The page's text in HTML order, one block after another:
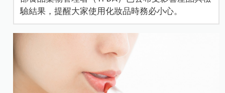
驗結果，提醒大家使用化妝品時務必小心。